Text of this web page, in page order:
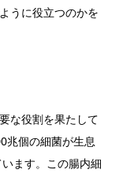
うに役立つのかを
な役割を果たして
兆個の細菌が生息
ます。この腸内細